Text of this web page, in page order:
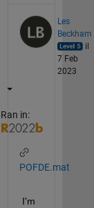
Les
Beckham
il
7 Feb
2023
Ran in:
POFDE.mat
I'm